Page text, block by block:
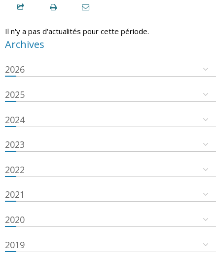
Il n'y a pas d'actualités pour cette période.
Archives
2026
2025
2024
2023
2022
2021
2020
2019